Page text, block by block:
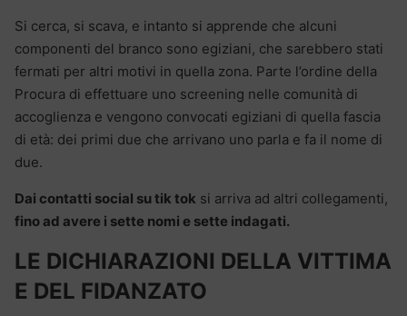
Si cerca, si scava, e intanto si apprende che alcuni
componenti del branco sono egiziani, che sarebbero stati
fermati per altri motivi in quella zona. Parte l’ordine della
Procura di effettuare uno screening nelle comunità di
accoglienza e vengono convocati egiziani di quella fascia
di età: dei primi due che arrivano uno parla e fa il nome di
due.
Dai contatti social su tik tok si arriva ad altri collegamenti,
fino ad avere i sette nomi e sette indagati.
LE DICHIARAZIONI DELLA VITTIMA
E DEL FIDANZATO